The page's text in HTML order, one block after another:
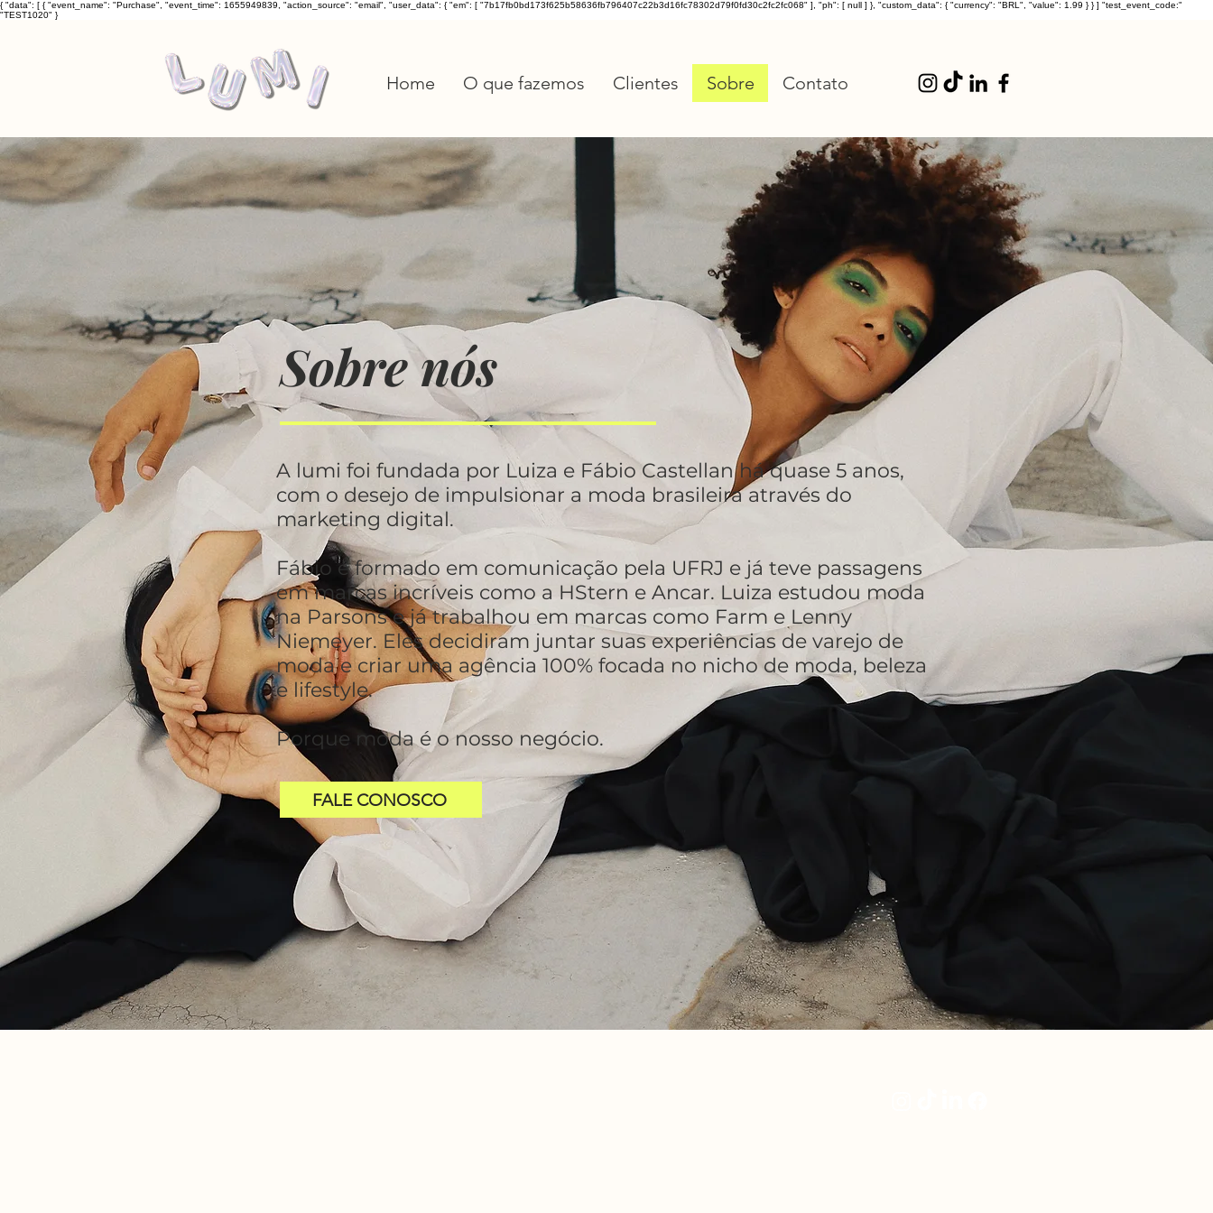
{ "data": [ { "event_name": "Purchase", "event_time": 1655949839, "action_source": "email", "user_data": { "em": [ "7b17fb0bd173f625b58636fb796407c22b3d16fc78302d79f0fd30c2fc2fc068" ], "ph": [ null ] }, "custom_data": { "currency": "BRL", "value": 1.99 } } ] "test_event_code:"
"TEST1020" }
Home O que fazemos Clientes Sobre Contato
Sobre nós
A lumi foi fundada por Luiza e Fábio Castellan há quase 5 anos,
com o desejo de impulsionar a moda brasileira através do
marketing digital.
Fábio é formado em comunicação pela UFRJ e já teve passagens
em marcas incríveis como a HStern e Ancar. Luiza estudou moda
na Parsons e já trabalhou em marcas como Farm e Lenny
Niemeyer. Eles decidiram juntar suas experiências de varejo de
moda e criar uma agência 100% focada no nicho de moda, beleza
e lifestyle.
Porque moda é o nosso negócio.
FALE CONOSCO